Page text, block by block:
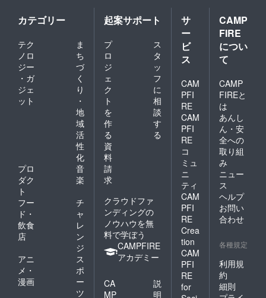
サイト
にて掲
載 ・
注意事
項：支
援時、
必ず備
掲載を
希望さ
れるお
名前を
ご記入
くださ
い ：
ロゴや
バナー
などの
画像の
受け渡
しにつ
いて
は、プ
ロジェ
了後に
する
メール
をご確
認くだ
間ほど
の質疑
応答の
時間を
設けよ
うと考
えてお
す。 店
舗の確
定時
期:2025
年8月中
旬に確
保予定
・掲載
期間：
事業が
存続す
る限り
掲載 ・
掲載方
法：文
字、ロ
ナーを
定専用
サイト
にて掲
載 ・
カテゴリー
テク
ノロ
ジー
・ガ
ジェ
ット
ま
ち
づ
く
り
・
地
域
活
性
化
プロ
ダク
ト
音
楽
フー
ド・
飲食
店
チ
ャ
レ
ン
ジ
アニ
メ・
漫画
ス
ポ
ー
ツ
起案サポート
プ
ロ
ジ
ェ
ク
ト
を
作
る
ス
タ
ッ
フ
に
相
談
す
る
資
料
請
求
クラウドファ
ンディングの
ノウハウを無
料で学ぼう
CAMPFIRE
アカデミー
CA
MP
説
明
サ
ー
ビ
ス
CAM
PFI
RE
CAM
PFI
RE
コ
ミュ
ニ
ティ
CAM
PFI
RE
Crea
tion
CAM
PFI
RE
for
CAMP
FIRE
につい
て
CAMP
FIREと
は
あんし
ん・安
全への
取り組
み
ニュー
ス
ヘルプ
お問い
合わせ
各種規定
利用規
約
細則